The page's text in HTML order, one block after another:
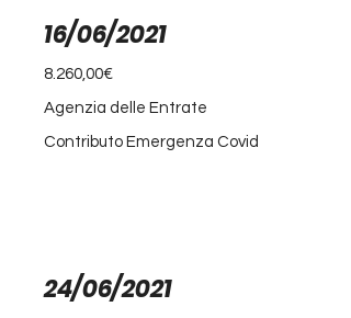
16/06/2021
8.260,00€
Agenzia delle Entrate
Contributo Emergenza Covid
24/06/2021